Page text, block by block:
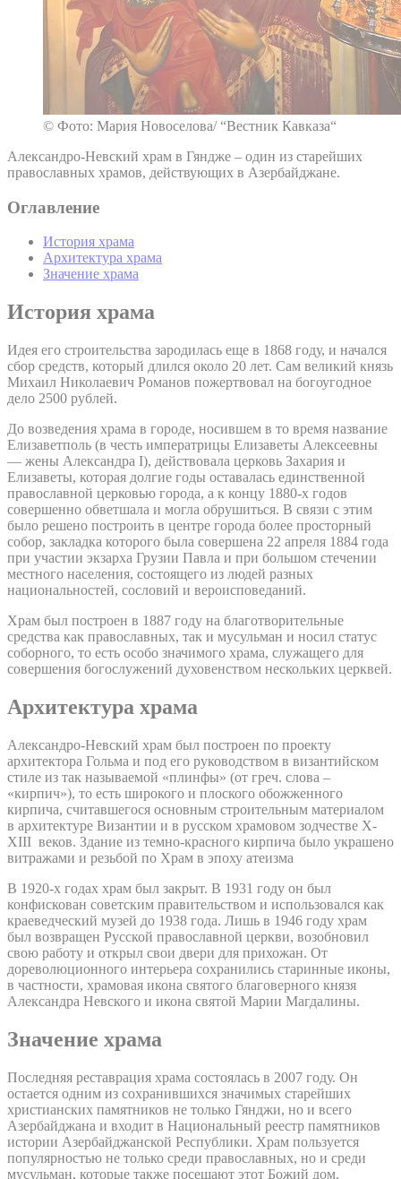
© Фото: Мария Новоселова/ “Вестник Кавказа“
Александро-Невский храм в Гяндже – один из старейших
православных храмов, действующих в Азербайджане.
Оглавление
История храма
Архитектура храма
Значение храма
История храма
Идея его строительства зародилась еще в 1868 году, и начался
сбор средств, который длился около 20 лет. Сам великий князь
Михаил Николаевич Романов пожертвовал на богоугодное
дело 2500 рублей.
До возведения храма в городе, носившем в то время название
Елизаветполь (в честь императрицы Елизаветы Алексеевны
— жены Александра I), действовала церковь Захария и
Елизаветы, которая долгие годы оставалась единственной
православной церковью города, а к концу 1880-х годов
совершенно обветшала и могла обрушиться. В связи с этим
было решено построить в центре города более просторный
собор, закладка которого была совершена 22 апреля 1884 года
при участии экзарха Грузии Павла и при большом стечении
местного населения, состоящего из людей разных
национальностей, сословий и вероисповеданий.
Храм был построен в 1887 году на благотворительные
средства как православных, так и мусульман и носил статус
соборного, то есть особо значимого храма, служащего для
совершения богослужений духовенством нескольких церквей.
Архитектура храма
Александро-Невский храм был построен по проекту
архитектора Гольма и под его руководством в византийском
стиле из так называемой «плинфы» (от греч. слова –
«кирпич»), то есть широкого и плоского обожженного
кирпича, считавшегося основным строительным материалом
в архитектуре Византии и в русском храмовом зодчестве X-
XIII веков. Здание из темно-красного кирпича было украшено
витражами и резьбой по Храм в эпоху атеизма
В 1920-х годах храм был закрыт. В 1931 году он был
конфискован советским правительством и использовался как
краеведческий музей до 1938 года. Лишь в 1946 году храм
был возвращен Русской православной церкви, возобновил
свою работу и открыл свои двери для прихожан. От
дореволюционного интерьера сохранились старинные иконы,
в частности, храмовая икона святого благоверного князя
Александра Невского и икона святой Марии Магдалины.
Значение храма
Последняя реставрация храма состоялась в 2007 году. Он
остается одним из сохранившихся значимых старейших
христианских памятников не только Гянджи, но и всего
Азербайджана и входит в Национальный реестр памятников
истории Азербайджанской Республики. Храм пользуется
популярностью не только среди православных, но и среди
мусульман, которые также посещают этот Божий дом.